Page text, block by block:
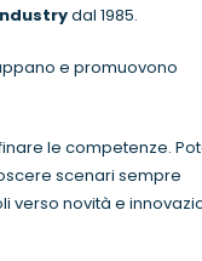
dal 1985.
e promuovono
le competenze.
scenari sempre
verso novità e